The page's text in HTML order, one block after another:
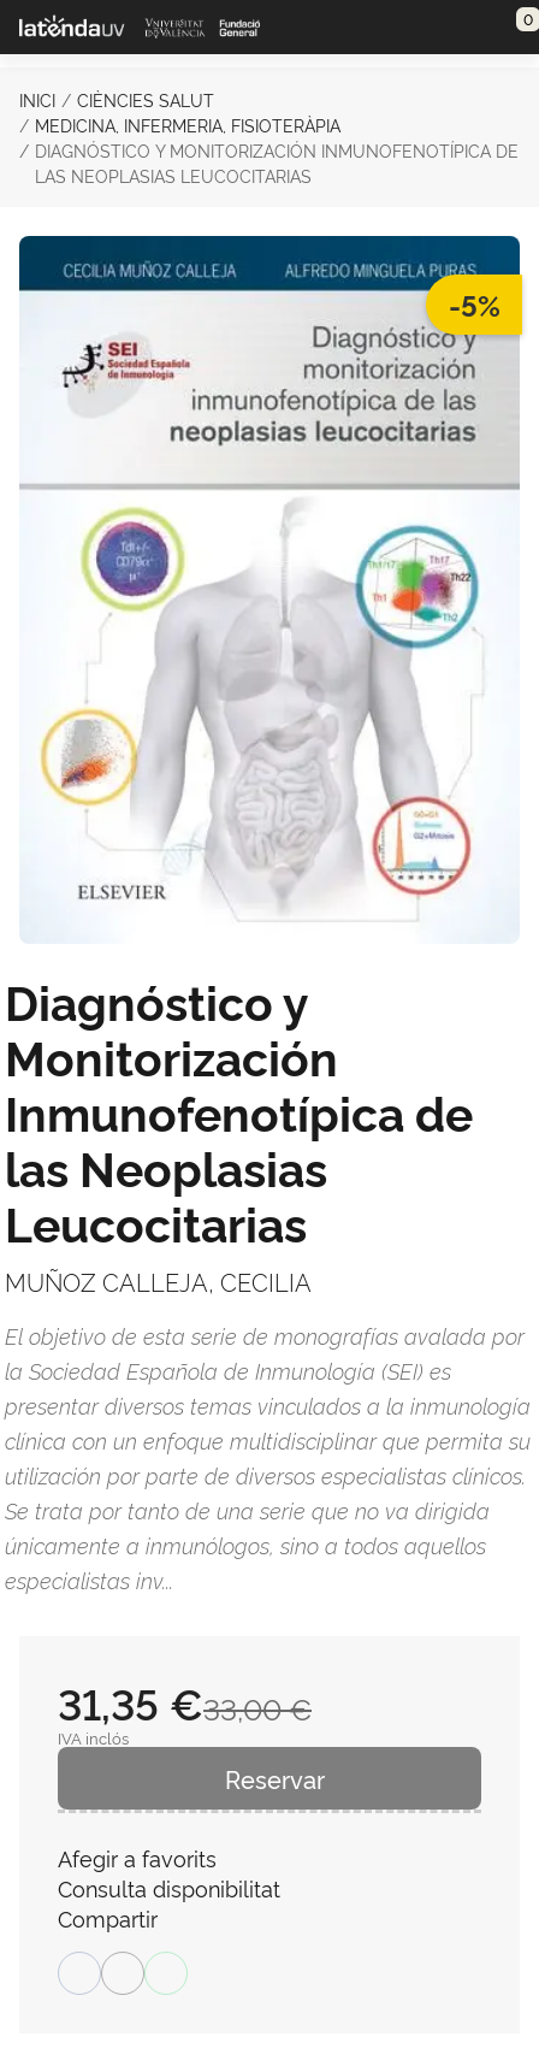
Saltar al contenido principal 0
INICI
CIÈNCIES SALUT
MEDICINA, INFERMERIA, FISIOTERÀPIA
DIAGNÓSTICO Y MONITORIZACIÓN INMUNOFENOTÍPICA DE
LAS NEOPLASIAS LEUCOCITARIAS
-5%
Diagnóstico y
Monitorización
Inmunofenotípica de
las Neoplasias
Leucocitarias
MUÑOZ CALLEJA, CECILIA
El objetivo de esta serie de monografías avalada por
la Sociedad Española de Inmunología (SEI) es
presentar diversos temas vinculados a la inmunología
clínica con un enfoque multidisciplinar que permita su
utilización por parte de diversos especialistas clínicos.
Se trata por tanto de una serie que no va dirigida
únicamente a inmunólogos, sino a todos aquellos
especialistas inv...
33,00 €
31,35 €
IVA inclós
Reservar
Afegir a favorits
Consulta disponibilitat
Compartir